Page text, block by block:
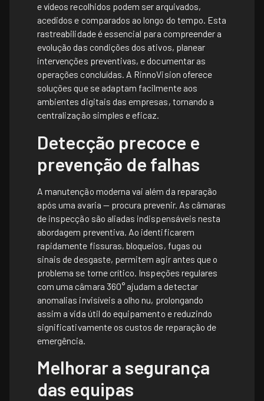
e vídeos recolhidos podem ser arquivados,
acedidos e comparados ao longo do tempo. Esta
rastreabilidade é essencial para compreender a
evolução das condições dos ativos, planear
intervenções preventivas, e documentar as
operações concluídas. A RinnoVision oferece
soluções que se adaptam facilmente aos
ambientes digitais das empresas, tornando a
centralização simples e eficaz.
Detecção precoce e
prevenção de falhas
A manutenção moderna vai além da reparação
após uma avaria — procura prevenir. As câmaras
de inspecção são aliadas indispensáveis nesta
abordagem preventiva. Ao identificarem
rapidamente fissuras, bloqueios, fugas ou
sinais de desgaste, permitem agir antes que o
problema se torne crítico. Inspeções regulares
com uma câmara 360° ajudam a detectar
anomalias invisíveis a olho nu, prolongando
assim a vida útil do equipamento e reduzindo
significativamente os custos de reparação de
emergência.
Melhorar a segurança
das equipas